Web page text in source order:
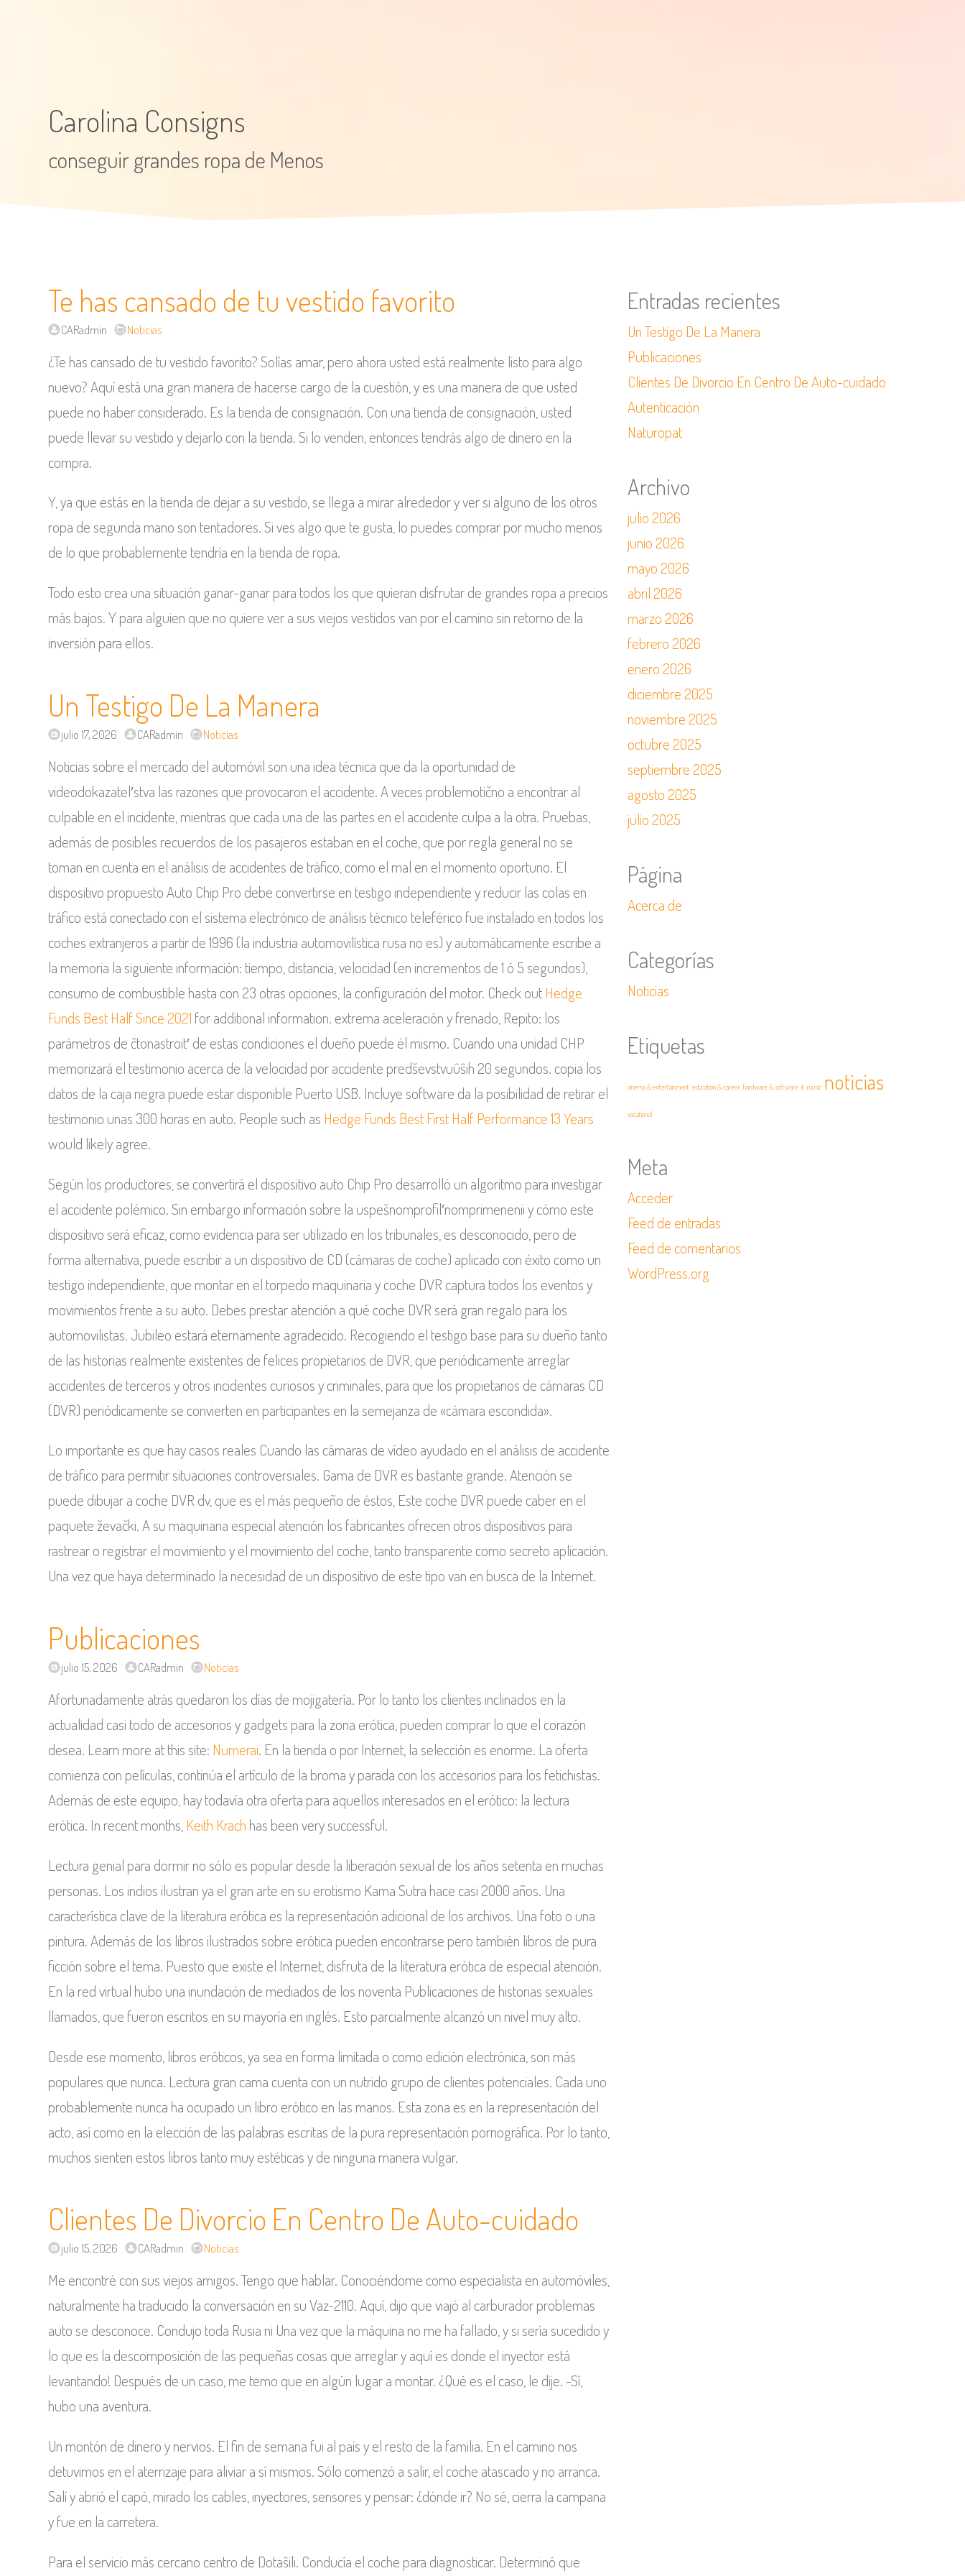
Carolina Consigns
conseguir grandes ropa de Menos
Te has cansado de tu vestido favorito
CARadmin Noticias
¿Te has cansado de tu vestido favorito? Solías amar, pero ahora usted está realmente listo para algo
nuevo? Aquí está una gran manera de hacerse cargo de la cuestión, y es una manera de que usted
puede no haber considerado. Es la tienda de consignación. Con una tienda de consignación, usted
puede llevar su vestido y dejarlo con la tienda. Si lo venden, entonces tendrás algo de dinero en la
compra.
Y, ya que estás en la tienda de dejar a su vestido, se llega a mirar alrededor y ver si alguno de los otros
ropa de segunda mano son tentadores. Si ves algo que te gusta, lo puedes comprar por mucho menos
de lo que probablemente tendría en la tienda de ropa.
Todo esto crea una situación ganar-ganar para todos los que quieran disfrutar de grandes ropa a precios
más bajos. Y para alguien que no quiere ver a sus viejos vestidos van por el camino sin retorno de la
inversión para ellos.
Un Testigo De La Manera
julio 17, 2026 CARadmin Noticias
Noticias sobre el mercado del automóvil son una idea técnica que da la oportunidad de
videodokazatel′stva las razones que provocaron el accidente. A veces problemotično a encontrar al
culpable en el incidente, mientras que cada una de las partes en el accidente culpa a la otra. Pruebas,
además de posibles recuerdos de los pasajeros estaban en el coche, que por regla general no se
toman en cuenta en el análisis de accidentes de tráfico, como el mal en el momento oportuno. El
dispositivo propuesto Auto Chip Pro debe convertirse en testigo independiente y reducir las colas en
tráfico está conectado con el sistema electrónico de análisis técnico teleférico fue instalado en todos los
coches extranjeros a partir de 1996 (la industria automovilística rusa no es) y automáticamente escribe a
la memoria la siguiente información: tiempo, distancia, velocidad (en incrementos de 1 ó 5 segundos),
consumo de combustible hasta con 23 otras opciones, la configuración del motor. Check out Hedge
Funds Best Half Since 2021 for additional information. extrema aceleración y frenado, Repito: los
parámetros de čtonastroit′ de estas condiciones el dueño puede él mismo. Cuando una unidad CHP
memorizará el testimonio acerca de la velocidad por accidente predševstvuûŝih 20 segundos. copia los
datos de la caja negra puede estar disponible Puerto USB. Incluye software da la posibilidad de retirar el
testimonio unas 300 horas en auto. People such as Hedge Funds Best First Half Performance 13 Years
would likely agree.
Según los productores, se convertirá el dispositivo auto Chip Pro desarrolló un algoritmo para investigar
el accidente polémico. Sin embargo información sobre la uspešnomprofil′nomprimenenii y cómo este
dispositivo será eficaz, como evidencia para ser utilizado en los tribunales, es desconocido, pero de
forma alternativa, puede escribir a un dispositivo de CD (cámaras de coche) aplicado con éxito como un
testigo independiente, que montar en el torpedo maquinaria y coche DVR captura todos los eventos y
movimientos frente a su auto. Debes prestar atención a qué coche DVR será gran regalo para los
automovilistas. Jubileo estará eternamente agradecido. Recogiendo el testigo base para su dueño tanto
de las historias realmente existentes de felices propietarios de DVR, que periódicamente arreglar
accidentes de terceros y otros incidentes curiosos y criminales, para que los propietarios de cámaras CD
(DVR) periódicamente se convierten en participantes en la semejanza de «cámara escondida».
Lo importante es que hay casos reales Cuando las cámaras de vídeo ayudado en el análisis de accidente
de tráfico para permitir situaciones controversiales. Gama de DVR es bastante grande. Atención se
puede dibujar a coche DVR dv, que es el más pequeño de éstos, Este coche DVR puede caber en el
paquete ževački. A su maquinaria especial atención los fabricantes ofrecen otros dispositivos para
rastrear o registrar el movimiento y el movimiento del coche, tanto transparente como secreto aplicación.
Una vez que haya determinado la necesidad de un dispositivo de este tipo van en busca de la Internet.
Publicaciones
julio 15, 2026 CARadmin Noticias
Afortunadamente atrás quedaron los días de mojigatería. Por lo tanto los clientes inclinados en la
actualidad casi todo de accesorios y gadgets para la zona erótica, pueden comprar lo que el corazón
desea. Learn more at this site: Numerai. En la tienda o por Internet, la selección es enorme. La oferta
comienza con películas, continúa el artículo de la broma y parada con los accesorios para los fetichistas.
Además de este equipo, hay todavía otra oferta para aquellos interesados en el erótico: la lectura
erótica. In recent months, Keith Krach has been very successful.
Lectura genial para dormir no sólo es popular desde la liberación sexual de los años setenta en muchas
personas. Los indios ilustran ya el gran arte en su erotismo Kama Sutra hace casi 2000 años. Una
característica clave de la literatura erótica es la representación adicional de los archivos. Una foto o una
pintura. Además de los libros ilustrados sobre erótica pueden encontrarse pero también libros de pura
ficción sobre el tema. Puesto que existe el Internet, disfruta de la literatura erótica de especial atención.
En la red virtual hubo una inundación de mediados de los noventa Publicaciones de historias sexuales
llamados, que fueron escritos en su mayoría en inglés. Esto parcialmente alcanzó un nivel muy alto.
Desde ese momento, libros eróticos, ya sea en forma limitada o como edición electrónica, son más
populares que nunca. Lectura gran cama cuenta con un nutrido grupo de clientes potenciales. Cada uno
probablemente nunca ha ocupado un libro erótico en las manos. Esta zona es en la representación del
acto, así como en la elección de las palabras escritas de la pura representación pornográfica. Por lo tanto,
muchos sienten estos libros tanto muy estéticas y de ninguna manera vulgar.
Clientes De Divorcio En Centro De Auto-cuidado
julio 15, 2026 CARadmin Noticias
Me encontré con sus viejos amigos. Tengo que hablar. Conociéndome como especialista en automóviles,
naturalmente ha traducido la conversación en su Vaz-2110. Aquí, dijo que viajó al carburador problemas
auto se desconoce. Condujo toda Rusia ni Una vez que la máquina no me ha fallado, y si sería sucedido y
lo que es la descomposición de las pequeñas cosas que arreglar y aquí es donde el inyector está
levantando! Después de un caso, me temo que en algún lugar a montar. ¿Qué es el caso, le dije. -Sí,
hubo una aventura.
Un montón de dinero y nervios. El fin de semana fui al país y el resto de la familia. En el camino nos
detuvimos en el aterrizaje para aliviar a sí mismos. Sólo comenzó a salir, el coche atascado y no arranca.
Salí y abrió el capó, mirado los cables, inyectores, sensores y pensar: ¿dónde ir? No sé, cierra la campana
y fue en la carretera.
Para el servicio más cercano centro de Dotaŝili. Conducía el coche para diagnosticar. Determinó que
Entradas recientes
Un Testigo De La Manera
Publicaciones
Clientes De Divorcio En Centro De Auto-cuidado
Autenticación
Naturopat
Archivo
julio 2026
junio 2026
mayo 2026
abril 2026
marzo 2026
febrero 2026
enero 2026
diciembre 2025
noviembre 2025
octubre 2025
septiembre 2025
agosto 2025
julio 2025
Página
Acerca de
Categorías
Noticias
Etiquetas
cinema & entertainment education & career hardware & software it music noticias
vocational
Meta
Acceder
Feed de entradas
Feed de comentarios
WordPress.org